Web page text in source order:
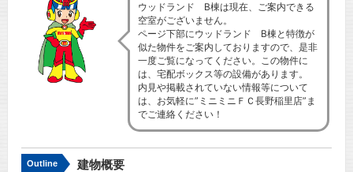
ウッドランド B棟は現在、ご案内できる
空室がございません。
ページ下部にウッドランド B棟と特徴が
似た物件をご案内しておりますので、是非
一度ご覧になってください。この物件に
は、宅配ボックス等の設備があります。
内見や掲載されていない情報等について
は、お気軽に”ミニミニＦＣ長野稲里店”ま
でご連絡ください！
Outline 建物概要